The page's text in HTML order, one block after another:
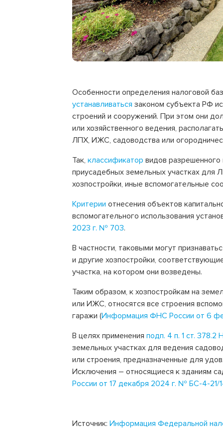
Особенности определения налоговой
устанавливаться законом субъекта РФ
строений и сооружений. При этом они
или хозяйственного ведения,
ЛПХ, ИЖС, садоводства или
Так, классификатор видов разрешенного
приусадебных земельных участках
хозпостройки, иные вспомогательные
Критерии отнесения объектов
вспомогательного использования
2023 г. № 703.
В частности, таковыми могут
и другие хозпостройки,
участка, на котором они возведены.
Таким образом, к хозпостройкам на
или ИЖС, относятся все строения
гаражи (Информация ФНС России от 6
В целях применения подп. 4 п. 1 ст. 378.2
земельных участках для ведения
или строения, предназначенные для
Исключения – относящиеся к зданиям
России от 17 декабря 2024 г. № БС-4-21/
Источник: Информация Федеральной